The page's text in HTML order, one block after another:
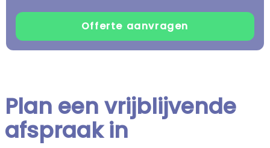
Plan een vrijblijvende
afspraak in